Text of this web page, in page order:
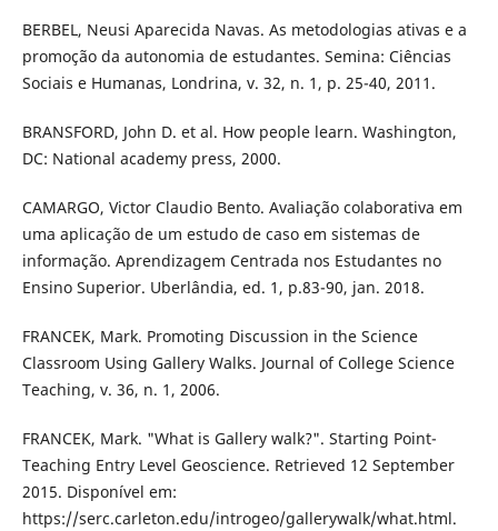
BERBEL, Neusi Aparecida Navas. As metodologias ativas e a
promoção da autonomia de estudantes. Semina: Ciências
Sociais e Humanas, Londrina, v. 32, n. 1, p. 25-40, 2011.
BRANSFORD, John D. et al. How people learn. Washington,
DC: National academy press, 2000.
CAMARGO, Victor Claudio Bento. Avaliação colaborativa em
uma aplicação de um estudo de caso em sistemas de
informação. Aprendizagem Centrada nos Estudantes no
Ensino Superior. Uberlândia, ed. 1, p.83-90, jan. 2018.
FRANCEK, Mark. Promoting Discussion in the Science
Classroom Using Gallery Walks. Journal of College Science
Teaching, v. 36, n. 1, 2006.
FRANCEK, Mark. "What is Gallery walk?". Starting Point-
Teaching Entry Level Geoscience. Retrieved 12 September
2015. Disponível em:
https://serc.carleton.edu/introgeo/gallerywalk/what.html.